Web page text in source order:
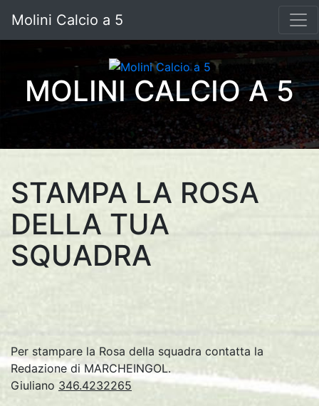
Molini Calcio a 5
MOLINI CALCIO A 5
STAMPA LA ROSA
DELLA TUA
SQUADRA
Per stampare la Rosa della squadra contatta la
Redazione di MARCHEINGOL.
Giuliano 346.4232265